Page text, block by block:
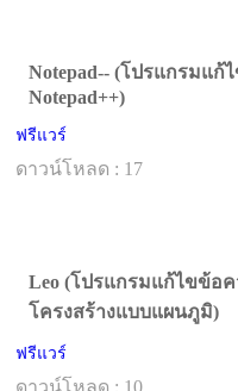
Notepad-- (โปรแกรมแ
Notepad++)
ฟรีแวร์
ดาวน์โหลด : 17
Leo (โปรแกรมแก้ไขข้อ
โครงสร้างแบบแผนภูมิ)
ฟรีแวร์
ดาวน์โหลด : 10